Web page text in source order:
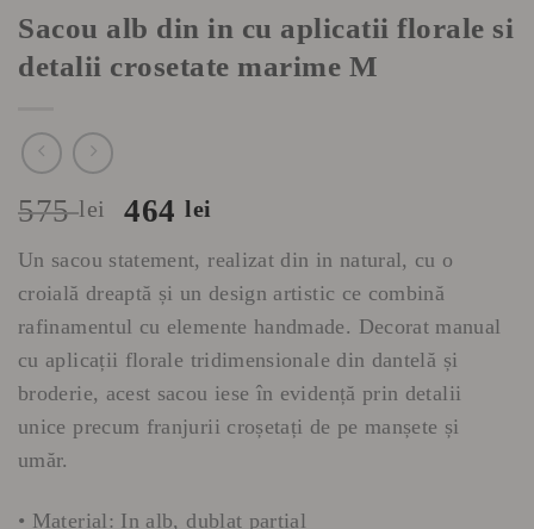
Sacou alb din in cu aplicatii florale si
detalii crosetate marime M
575lei
Prețul
a
fost:
575 lei.
464lei
este:
464 lei.
Un sacou statement, realizat din in natural, cu o
croială dreaptă și un design artistic ce combină
rafinamentul cu elemente handmade. Decorat manual
cu aplicații florale tridimensionale din dantelă și
broderie, acest sacou iese în evidență prin detalii
unice precum franjurii croșetați de pe manșete și
umăr.
• Material: In alb, dublat parțial